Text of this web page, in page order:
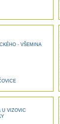
- VŠEMINA
U VIZOVIC